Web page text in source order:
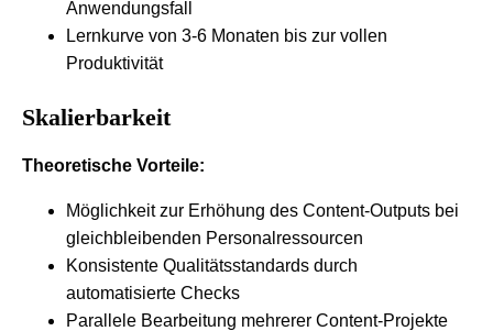
Anwendungsfall
Lernkurve von 3-6 Monaten bis zur vollen
Produktivität
Skalierbarkeit
Theoretische Vorteile:
Möglichkeit zur Erhöhung des Content-Outputs bei
gleichbleibenden Personalressourcen
Konsistente Qualitätsstandards durch
automatisierte Checks
Parallele Bearbeitung mehrerer Content-Projekte